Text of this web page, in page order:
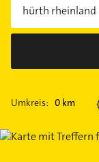
Umkreis: 0 km